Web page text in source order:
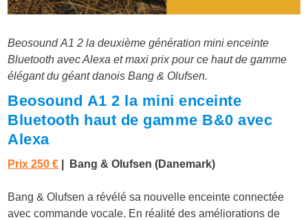
Beosound A1 2 la deuxième génération mini enceinte
Bluetooth avec Alexa et maxi prix pour ce haut de gamme
élégant du géant danois Bang & Olufsen.
Beosound A1 2 la mini enceinte
Bluetooth haut de gamme B&0 avec
Alexa
Prix 250 € | Bang & Olufsen (Danemark)
Bang & Olufsen a révélé sa nouvelle enceinte connectée
avec commande vocale. En réalité des améliorations de